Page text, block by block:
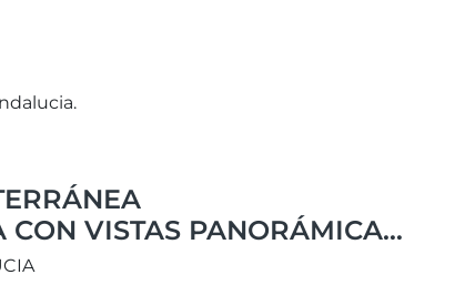
CON VISTAS PANORÁMICAS
MARBELLA